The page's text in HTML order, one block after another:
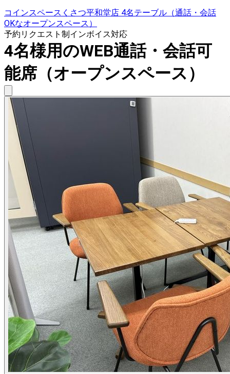
コインスペースくさつ平和堂店 4名テーブル（通話・会話
OKなオープンスペース）
予約リクエスト制インボイス対応
4名様用のWEB通話・会話可
能席（オープンスペース）